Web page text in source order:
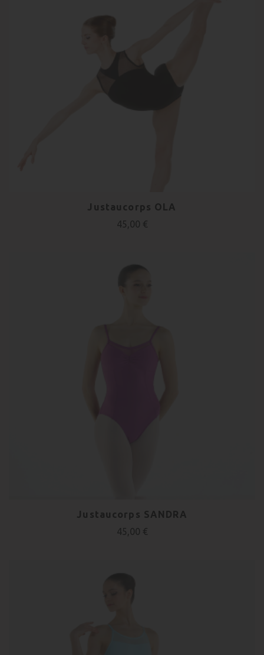
Justaucorps OLA
45,00 €
Justaucorps SANDRA
45,00 €